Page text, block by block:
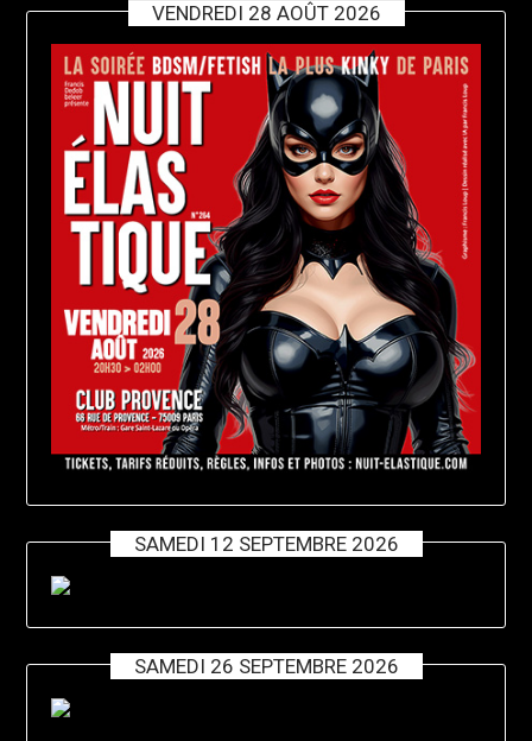
VENDREDI 28 AOÛT 2026
SAMEDI 12 SEPTEMBRE 2026
SAMEDI 26 SEPTEMBRE 2026